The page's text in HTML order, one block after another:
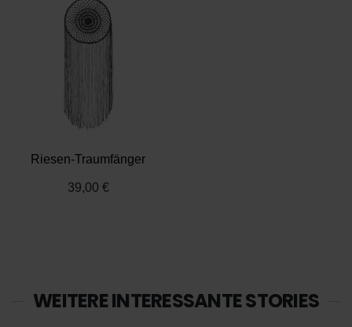
Riesen-Traumfänger
39,00 €
WEITERE INTERESSANTE STORIES